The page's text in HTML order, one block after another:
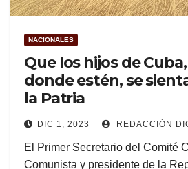
NACIONALES
Que los hijos de
donde estén, se
la Patria
DIC 1, 2023 REDACCIÓN
El Primer Secretario del Comité
Comunista y presidente de la